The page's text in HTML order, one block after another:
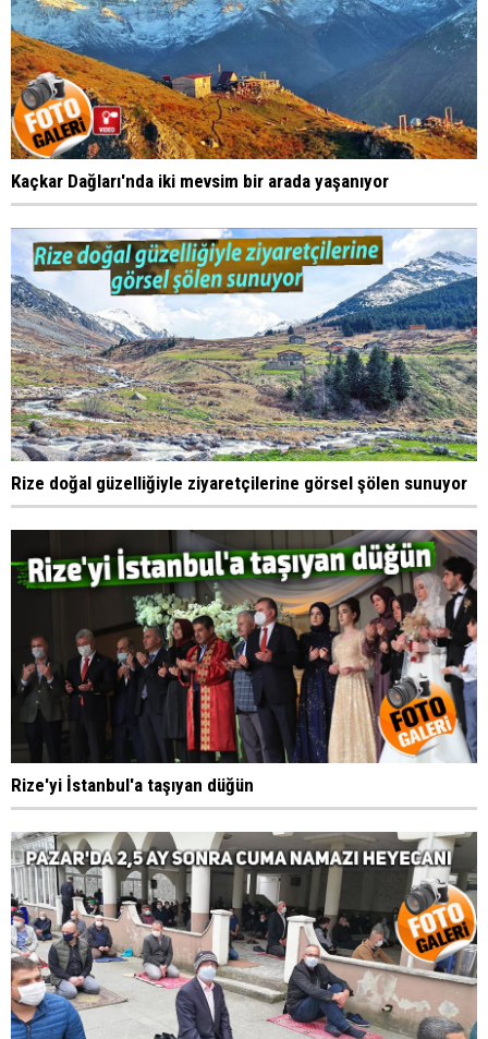
Kaçkar Dağları'nda iki mevsim bir arada yaşanıyor
Rize doğal güzelliğiyle ziyaretçilerine görsel şölen sunuyor
Rize'yi İstanbul'a taşıyan düğün